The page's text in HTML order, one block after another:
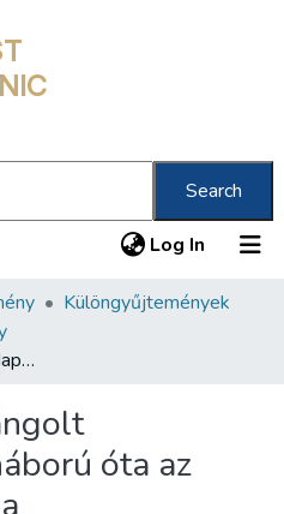
Search
Log In (current)
Különgyűjtemények
Páratlanul fellángolt Budapesten a háború óta az olvasás kultusza
óta az